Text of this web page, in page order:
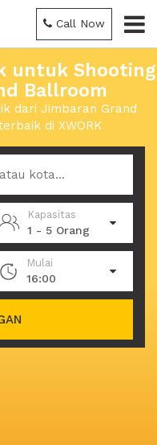
Call Now
untuk Shooting
Ballroom
dari Jimbaran Grand
di XWORK
Kapasitas
1 - 5 Orang
Mulai
16:00